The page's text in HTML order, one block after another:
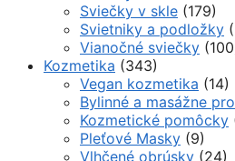
Sviečky v skle (179)
Svietniky a podložky
Vianočné sviečky
Kozmetika (343)
Vegan kozmetika (14)
Bylinné a masážne
Kozmetické pomôcky
Pleťové Masky (9)
Vlhčené obrúsky (24)